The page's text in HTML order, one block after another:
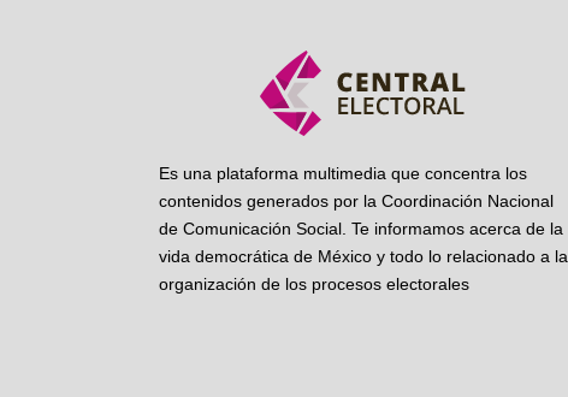
Es una plataforma multimedia que concentra los
contenidos generados por la Coordinación Nacional
de Comunicación Social. Te informamos acerca de la
vida democrática de México y todo lo relacionado a la
organización de los procesos electorales